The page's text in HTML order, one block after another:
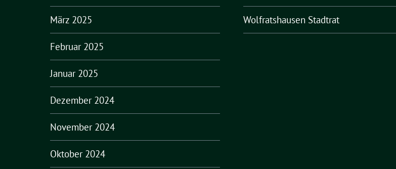
März 2025
Februar 2025
Januar 2025
Dezember 2024
November 2024
Oktober 2024
Wolfratshausen Stadtrat